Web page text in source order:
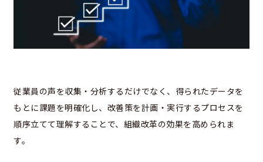
従業員の声を収集・分析するだけでなく、得られたデータを
もとに課題を明確化し、改善策を計画・実行するプロセスを
順序立てて理解することで、組織改革の効果を高められま
す。